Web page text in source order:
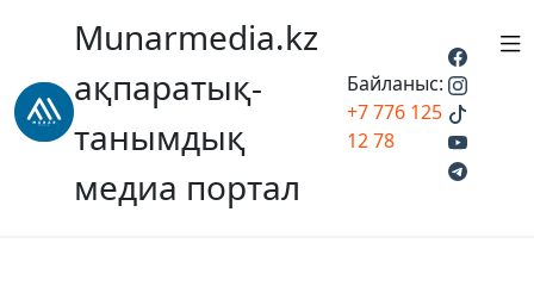
Munarmedia.kz
ақпаратық-
танымдық
медиа портал
Байланыс:
+7 776 125
12 78